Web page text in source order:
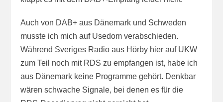
Auch von DAB+ aus Dänemark und Schweden
musste ich mich auf Usedom verabschieden.
Während Sveriges Radio aus Hörby hier auf UKW
zum Teil noch mit RDS zu empfangen ist, habe ich
aus Dänemark keine Programme gehört. Denkbar
wären schwache Signale, bei denen es für die